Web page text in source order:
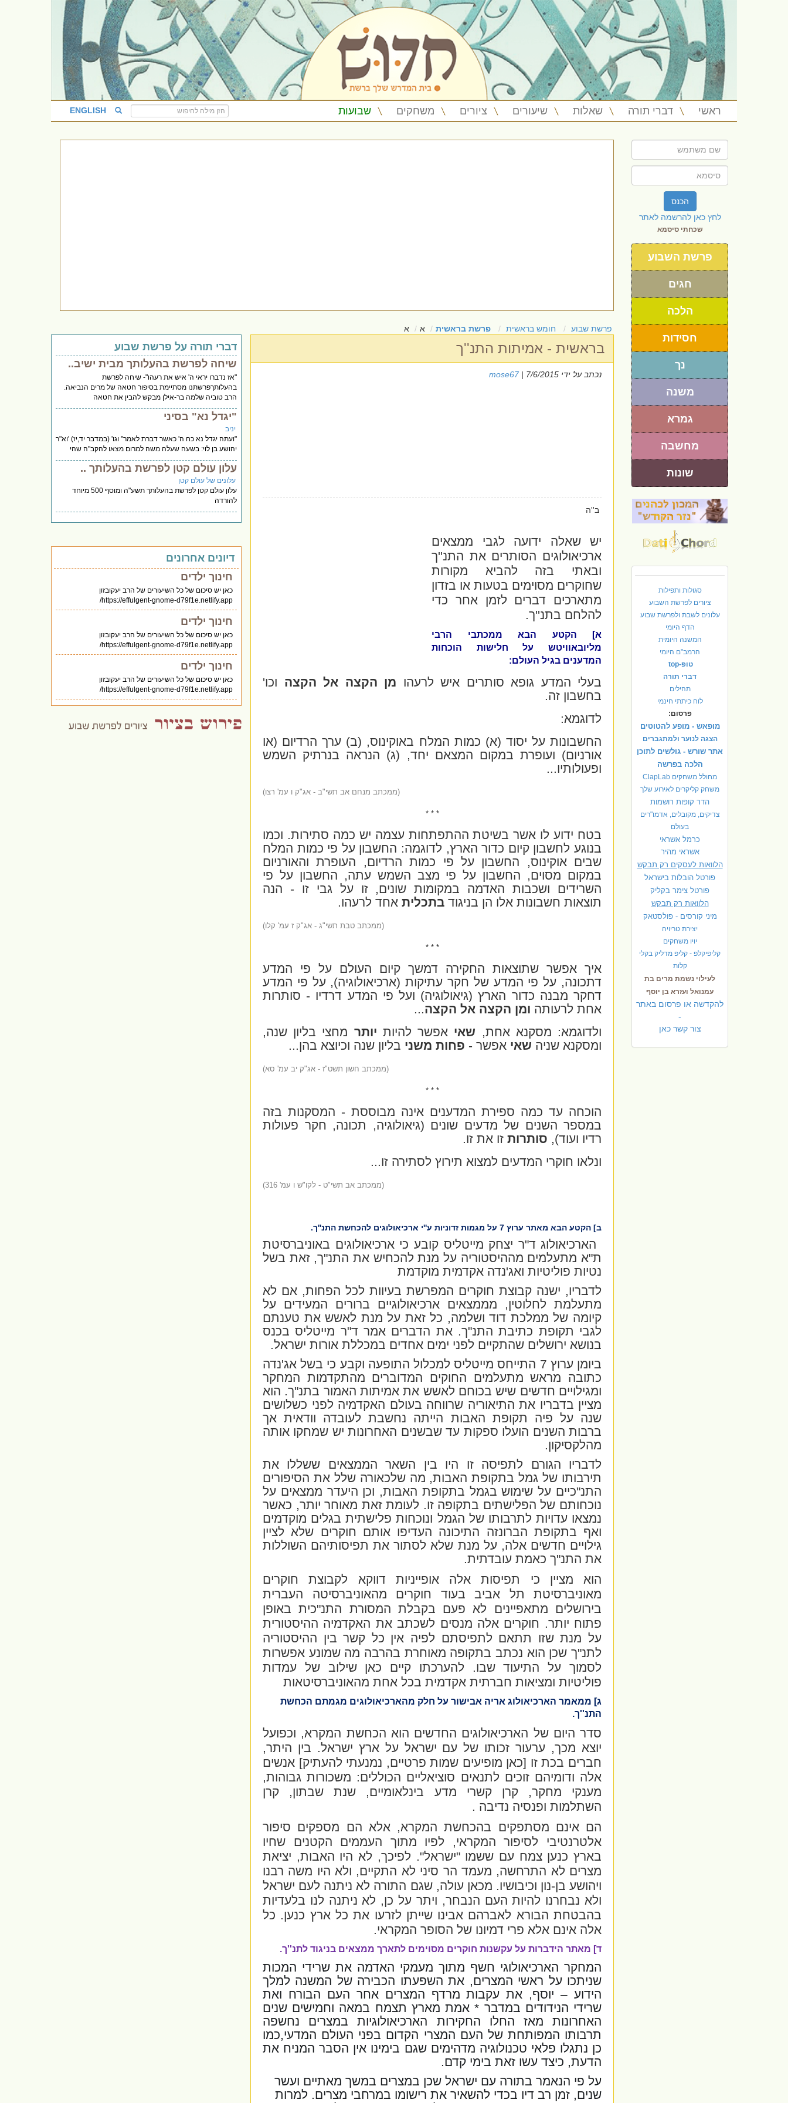
ראשי דברי תורה שאלות שיעורים ציורים משחקים שבועות ENGLISH
הכנס
לחץ כאן להרשמה לאתר
שכחתי סיסמא
פרשת השבוע
חגים
הלכה
חסידות
נך
משנה
גמרא
מחשבה
שונות
סגולות ותפילות
ציורים לפרשת השבוע
עלונים לשבת ולפרשת שבוע
הדף היומי
המשנה היומית
הרמב"ם היומי
טופ-top
דברי תורה
תהילים
לוח כיתתי חינמי
פרסום:
מופאש - מופע להטוטים
הצגה לנוער ולמתגברים
אתר שורש - גולשים לתוכן
הלכה בפרשה
מחולל משחקים ClapLab
משחק קליקרים לאירוע שלך
הדר קופות רושמות
צדיקים, מקובלים, אדמו"רים
בעולם
כרמל אשראי
אשראי מהיר
הלוואות לעסקים רק תבקש
פורטל הובלות בישראל
פורטל צימר בקליק
הלוואות רק תבקש
מיני קורסים - פולסטאק
יצירת טריויה
יויו משחקים
קליפיקלפ - קליפ מדליק בקלי
קלות
לעילוי נשמת מרים בת
עמנואל ועזרא בן יוסף
להקדשה או פרסום באתר
-
צור קשר כאן
פרשת שבוע חומש בראשית פרשת בראשית א א
בראשית - אמיתות התנ''ך
נכתב על ידי mose67 | 7/6/2015
ב''ה
יש שאלה ידועה לגבי ממצאים
ארכיאולוגים הסותרים את התנ''ך
ובאתי בזה להביא מקורות
שחוקרים מסוימים בטעות או בזדון
מתארכים דברים לזמן אחר כדי
להלחם בתנ''ך.
א] הקטע הבא ממכתבי הרבי
מליובאוויטש על חלישות הוכחות
המדענים בגיל העולם:
בעלי המדע גופא סותרים איש לרעהו מן הקצה אל הקצה וכו'
בחשבון זה.
לדוגמא:
החשבונות על יסוד (א) כמות המלח באוקינוס, (ב) ערך הרדיום (או
אורניום) ועופרת במקום המצאם יחד, (ג) הנראה בנרתיק השמש
ופעולותיו...
(ממכתב מנחם אב תשי"ב - אג"ק ו עמ' רצו)
* * *
בטח ידוע לו אשר בשיטת ההתפתחות עצמה יש כמה סתירות. וכמו
בנוגע לחשבון קיום כדור הארץ, לדוגמה: החשבון על פי כמות המלח
שבים אוקינוס, החשבון על פי כמות הרדיום, העופרת והאורניום
במקום מסוים, החשבון על פי מצב השמש עתה, החשבון על פי
השרידים ושכבות האדמה במקומות שונים, זו על גבי זו - הנה
תוצאות חשבונות אלו הן בניגוד בתכלית אחד לרעהו.
(ממכתב טבת תשי"ג - אג"ק ז עמ' קלו)
* * *
איך אפשר שתוצאות החקירה דמשך קיום העולם על פי המדע
דתכונה, על פי המדע של חקר עתיקות (ארכיאולוגיה), על פי המדע
דחקר מבנה כדור הארץ (גיאולוגיה) ועל פי המדע דרדיו - סותרות
אחת לרעותה ומן הקצה אל הקצה...
ולדוגמא: מסקנא אחת, שאי אפשר להיות יותר מחצי בליון שנה,
ומסקנא שניה שאי אפשר - פחות משני בליון שנה וכיוצא בהן...
(ממכתב חשון תשט"ז - אג"ק יב עמ' סא)
* * *
הוכחה עד כמה ספירת המדענים אינה מבוססת - המסקנות בזה
במספר השנים של מדעים שונים (גיאולוגיה, תכונה, חקר פעולות
רדיו ועוד), סותרות זו את זו.
ונלאו חוקרי המדעים למצוא תירוץ לסתירה זו...
(ממכתב אב תשי"ט - לקו"ש ו עמ' 316
)
ב] הקטע הבא מאתר ערוץ 7 על מגמות זדוניות ע''י ארכיאולוגים להכחשת התנ''ך.
הארכיאולוג ד"ר יצחק מייטליס קובע כי ארכיאולוגים באוניברסיטת
ת"א מתעלמים מההיסטוריה על מנת להכחיש את התנ"ך, זאת בשל
נטיות פוליטיות ואג'נדה אקדמית מוקדמת
לדבריו, ישנה קבוצת חוקרים המפרשת בעיוות לכל הפחות, אם לא
מתעלמת לחלוטין, מממצאים ארכיאולוגיים ברורים המעידים על
קיומה של ממלכת דוד ושלמה, כל זאת על מנת לאשש את טענתם
לגבי תקופת כתיבת התנ"ך. את הדברים אמר ד"ר מייטליס בכנס
בנושא ירושלים שהתקיים לפני ימים אחדים במכללת אורות ישראל.
ביומן ערוץ 7 התייחס מייטליס למכלול התופעה וקבע כי בשל אג'נדה
כתובה מראש מתעלמים החוקים המדוברים מהתקדמות המחקר
ומגילויים חדשים שיש בכוחם לאשש את אמיתות האמור בתנ"ך. הוא
מציין בדבריו את התיאוריה שרווחה בעולם האקדמיה לפני כשלושים
שנה על פיה תקופת האבות הייתה נחשבת לעובדה וודאית אך
ברבות השנים הועלו ספקות עד שבשנים האחרונות יש שמחקו אותה
מהלקסיקון.
לדבריו הגורם לתפיסה זו היו בין השאר הממצאים ששללו את
תירבותו של גמל בתקופת האבות, מה שלכאורה שלל את הסיפורים
התנ"כיים על שימוש בגמל בתקופת האבות, וכן היעדר ממצאים על
נוכחותם של הפלישתים בתקופה זו. לעומת זאת מאוחר יותר, כאשר
נמצאו עדויות לתרבותו של הגמל ונוכחות פלישתית בגלים מוקדמים
ואף בתקופת הברונזה התיכונה העדיפו אותם חוקרים שלא לציין
גילויים חדשים אלה, על מנת שלא לסתור את תפיסותיהם השוללות
את התנ"ך כאמת עובדתית.
הוא מציין כי תפיסות אלה אופייניות דווקא לקבוצת חוקרים
מאוניברסיטת תל אביב בעוד חוקרים מהאוניברסיטה העברית
בירושלים מתאפיינים לא פעם בקבלת המסורת התנ"כית באופן
פתוח יותר. חוקרים אלה מנסים לשכתב את האקדמיה ההיסטורית
על מנת שזו תתאם לתפיסתם לפיה אין כל קשר בין ההיסטוריה
לתנ"ך שכן הוא נכתב בתקופה מאוחרת בהרבה מה שמונע אפשרות
לסמוך על התיעוד שבו. להערכתו קיים כאן שילוב של עמדות
פוליטיות ומציאות חברתית אקדמית בכל אחת מהאוניברסיטאות
ג] ממאמר הארכיאולוג אריה אבישור על חלק מהארכיאולוגים מגמתם הכחשת
התנ''ך.
סדר היום של הארכיאולוגים החדשים הוא הכחשת המקרא, וכפועל
יוצא מכך, ערעור זכותו של עם ישראל על ארץ ישראל. בין היתר,
חברים בכת זו [כאן מופיעים שמות פרטיים, נמנעתי להעתיק] אנשים
אלה ודומיהם זוכים לתנאים סוציאליים הכוללים: משכורות גבוהות,
מענקי מחקר, קרן קשרי מדע בינלאומיים, שנת שבתון, קרן
השתלמות ופנסיה נדיבה .
הם אינם מסתפקים בהכחשת המקרא, אלא הם מספקים סיפור
אלטרנטיבי לסיפור המקראי, לפיו מתוך העממים הקטנים שחיו
בארץ כנען צמח עם ששמו "ישראל". לפיכך, לא היו האבות, יציאת
מצרים לא התרחשה, מעמד הר סיני לא התקיים, ולא היו משה רבנו
ויהושע בן-נון וכיבושיו. מכאן עולה, שגם התורה לא ניתנה לעם ישראל
ולא נבחרנו להיות העם הנבחר, ויתר על כן, לא ניתנה לנו בלעדיות
בהבטחת הבורא לאברהם אבינו שייתן לזרעו את כל ארץ כנען. כל
אלה אינם אלא פרי דמיונו של הסופר המקראי.
ד] מאתר הידברות על עקשנות חוקרים מסוימים לתארך ממצאים בניגוד לתנ''ך.
המחקר הארכיאולוגי חשף מתוך מעמקי האדמה את שרידי המכות
שניתכו על ראשי המצרים, את השפעתו הכבירה של המשנה למלך
הידוע – יוסף, את עקבות מרדף המצרים אחר העם הבורח ואת
שרידי הנידודים במדבר * אמת מארץ תצמח במאה וחמישים שנים
האחרונות מאז החלו החקירות הארכיאולוגיות במצרים נחשפה
תרבותו המפותחת של העם המצרי הקדום בפני העולם המדעי,כמו
כן נתגלו פלאי טכנולוגיה מדהימים שגם בימינו אין הסבר המניח את
הדעת, כיצד עשו זאת בימי קדם.
על פי הנאמר בתורה עם ישראל שכן במצרים במשך מאתיים ועשר
שנים, זמן רב דיו בכדי להשאיר את רישומו במרחבי מצרים. למרות
דברי תורה על פרשת שבוע
שיחה לפרשת בהעלותך מבית ישיב..
"אז נדברו יראי ה' איש את רעהו"- שיחה לפרשת
בהעלותךפרשתנו מסתיימת בסיפור חטאה של מרים הנביאה.
הרב טוביה שלמה בר-אילן מבקש להבין את חטאה
"יגדל נא" בסיני
יניב
"ועתה יגדל נא כח ה' כאשר דברת לאמר" וגו' (במדבר יד,יז) 'וא"ר
יהושע בן לוי: בשעה שעלה משה למרום מצאו להקב"ה שהי
עלון עולם קטן לפרשת בהעלותך ..
עלונים של עולם קטן
עלון עולם קטן לפרשת בהעלותך תשע"ה ומוסף 500 מיוחד
להורדה
דיונים אחרונים
חינוך ילדים
כאן יש סיכום של כל השיעורים של הרב יעקובזון
https://effulgent-gnome-d79f1e.netlify.app/
חינוך ילדים
כאן יש סיכום של כל השיעורים של הרב יעקובזון
https://effulgent-gnome-d79f1e.netlify.app/
חינוך ילדים
כאן יש סיכום של כל השיעורים של הרב יעקובזון
https://effulgent-gnome-d79f1e.netlify.app/